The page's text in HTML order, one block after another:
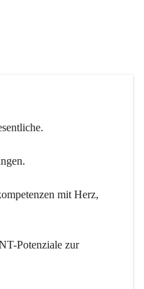
mit Herz,
Potenziale zur